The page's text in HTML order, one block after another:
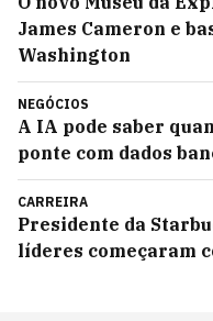
James Cameron e
Washington
NEGÓCIOS
A IA pode saber
ponte com dados
CARREIRA
Presidente da
líderes começaram